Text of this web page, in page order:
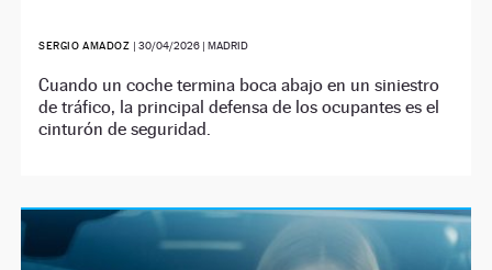
SERGIO AMADOZ | 30/04/2026| MADRID
Cuando un coche termina boca abajo en un siniestro
de tráfico, la principal defensa de los ocupantes es el
cinturón de seguridad.